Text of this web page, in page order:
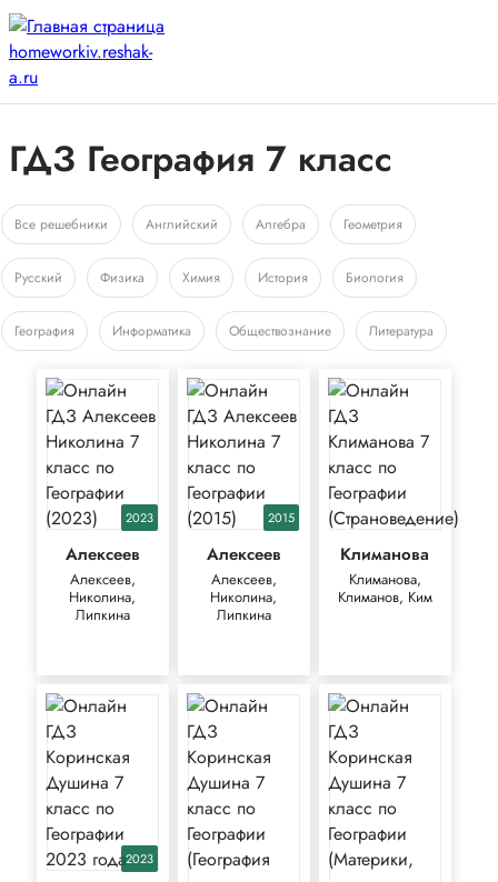
ГДЗ География 7 класс
Все решебники Английский Алгебра Геометрия
Русский Физика Химия История Биология
География Информатика Обществознание Литература
2023
Алексеев
Алексеев,
Николина,
Липкина
2015
Алексеев
Алексеев,
Николина,
Липкина
Климанова
Климанова,
Климанов, Ким
2023